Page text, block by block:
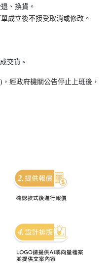
、換貨。
成立後不接受取消或修改。
交貨。
經政府機關公告停止上班後，